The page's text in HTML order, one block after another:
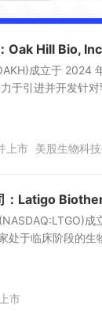
Oak Hill Bio,
成立于 2024
于引进并开发针
上市 美股生物科
：Latigo
成
处于临床阶段的生
市